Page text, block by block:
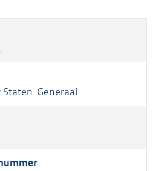
Generaal